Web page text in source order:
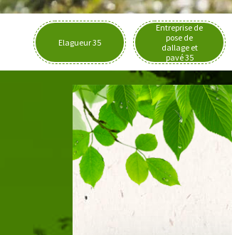
Elagueur 35
Entreprise de
pose de
dallage et
pavé 35